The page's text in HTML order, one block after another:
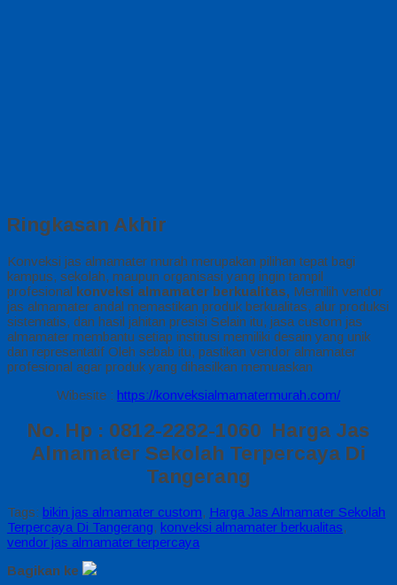
Ringkasan Akhir
Konveksi jas almamater murah merupakan pilihan tepat bagi
kampus, sekolah, maupun organisasi yang ingin tampil
profesional konveksi almamater berkualitas, Memilih vendor
jas almamater andal memastikan produk berkualitas, alur produksi
sistematis, dan hasil jahitan presisi Selain itu, jasa custom jas
almamater membantu setiap institusi memiliki desain yang unik
dan representatif Oleh sebab itu, pastikan vendor almamater
profesional agar produk yang dihasilkan memuaskan
Wibesite : https://konveksialmamatermurah.com/
No. Hp : 0812-2282-1060 Harga Jas
Almamater Sekolah Terpercaya Di
Tangerang
Tags: bikin jas almamater custom, Harga Jas Almamater Sekolah
Terpercaya Di Tangerang, konveksi almamater berkualitas,
vendor jas almamater terpercaya
Bagikan ke